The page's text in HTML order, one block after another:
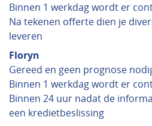
Binnen 1 werkdag wordt er
Na tekenen offerte dien je
leveren
Floryn
Gereed en geen prognose
Binnen 1 werkdag wordt er
Binnen 24 uur nadat de
een kredietbeslissing